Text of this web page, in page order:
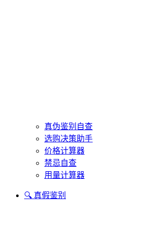
真伪鉴别自查
选购决策助手
价格计算器
禁忌自查
用量计算器
🔍 真假鉴别